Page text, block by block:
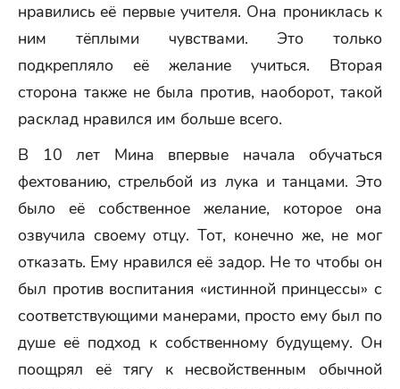
нравились её первые учителя. Она прониклась к
ним тёплыми чувствами. Это только
подкрепляло её желание учиться. Вторая
сторона также не была против, наоборот, такой
расклад нравился им больше всего.
В 10 лет Мина впервые начала обучаться
фехтованию, стрельбой из лука и танцами. Это
было её собственное желание, которое она
озвучила своему отцу. Тот, конечно же, не мог
отказать. Ему нравился её задор. Не то чтобы он
был против воспитания «истинной принцессы» с
соответствующими манерами, просто ему был по
душе её подход к собственному будущему. Он
поощрял её тягу к несвойственным обычной